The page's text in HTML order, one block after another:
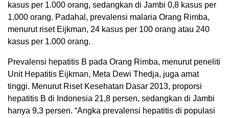
kasus per 1.000 orang, sedangkan di Jambi 0,8 kasus per
1.000 orang. Padahal, prevalensi malaria Orang Rimba,
menurut riset Eijkman, 24 kasus per 100 orang atau 240
kasus per 1.000 orang.
Prevalensi hepatitis B pada Orang Rimba, menurut peneliti
Unit Hepatitis Eijkman, Meta Dewi Thedja, juga amat
tinggi. Menurut Riset Kesehatan Dasar 2013, proporsi
hepatitis B di Indonesia 21,8 persen, sedangkan di Jambi
hanya 9,3 persen. “Angka prevalensi hepatitis di populasi